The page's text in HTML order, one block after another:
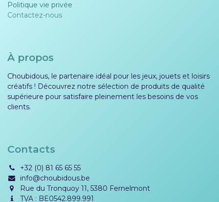
Politique vie privée​​
Contactez-nous
À propos
Choubidous, le partenaire idéal pour les jeux, jouets et loisirs
créatifs ! Découvrez notre sélection de produits de qualité
supérieure pour satisfaire pleinement les besoins de vos
clients.
Contacts
+32 (0) 81 65 65 55
info@choubidous.be
Rue du Tronquoy 11, 5380 Fernelmont
TVA : BE0542.899.991